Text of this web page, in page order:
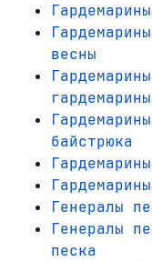
весны
гардемарины
байстрюка
Генералы
Генералы
песка